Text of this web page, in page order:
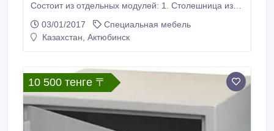
Состоит из отдельных модулей: 1. Столешница из
(допустимая нагрузка до 300 кг); 2. Комплект для
верстака К - 2 (стенка задняя металлическая,
03/01/2017
Специальная мебель
Казахстан, Актюбинск
10 500 тенге 〒